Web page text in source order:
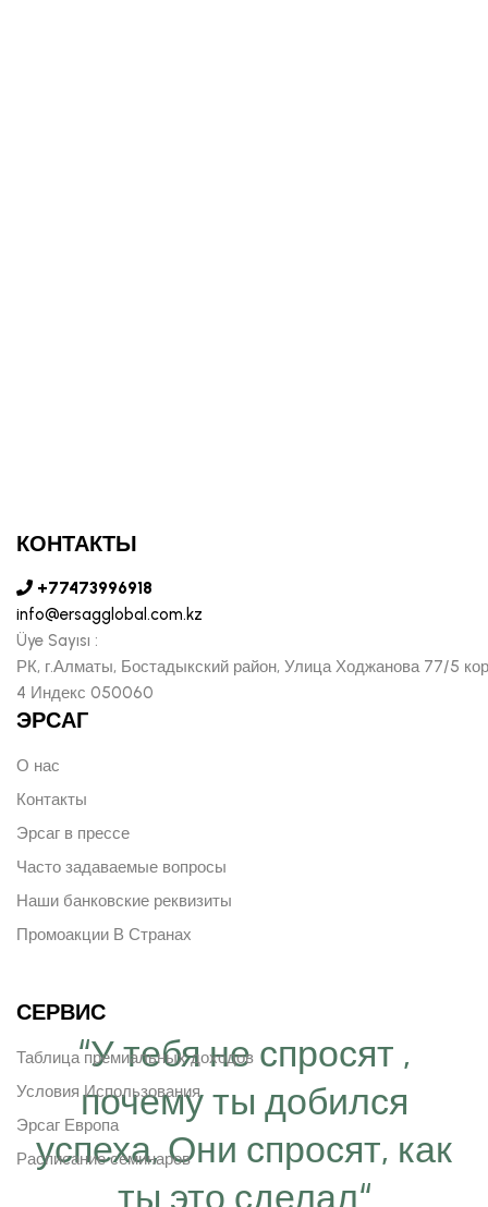
“У тебя не спросят ,
почему ты добился
успеха, Они спросят, как
ты это сделал“
КОНТАКТЫ
+77473996918
info@ersagglobal.com.kz
Üye Sayısı :
РК, г.Алматы, Бостадыкский район, Улица Ходжанова 77/5
4 Индекс 050060
ЭРСАГ
О нас
Контакты
Эрсаг в прессе
Часто задаваемые вопросы
Наши банковские реквизиты
Промоакции В Странах
СЕРВИС
Таблица премиальных доходов
Условия Использования
Эрсаг Европа
Расписание семинаров